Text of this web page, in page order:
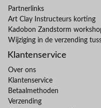
Partnerlinks
Art Clay Instructeurs korting
Kadobon Zandstorm
Wijziging in de verzending
Klantenservice
Over ons
Klantenservice
Betaalmethoden
Verzending